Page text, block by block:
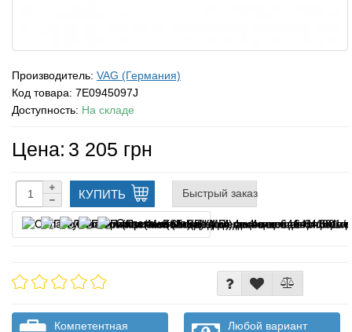
Производитель: VAG (Германия)
Код товара: 7E0945097J
Доступность: На складе
Цена: 3 205 грн
КУПИТЬ Быстрый заказ
Оплата частями
Компетентная
Любой вариант